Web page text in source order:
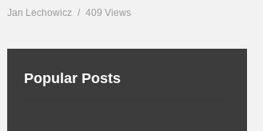
Jan Lechowicz 409 Views
Popular Posts